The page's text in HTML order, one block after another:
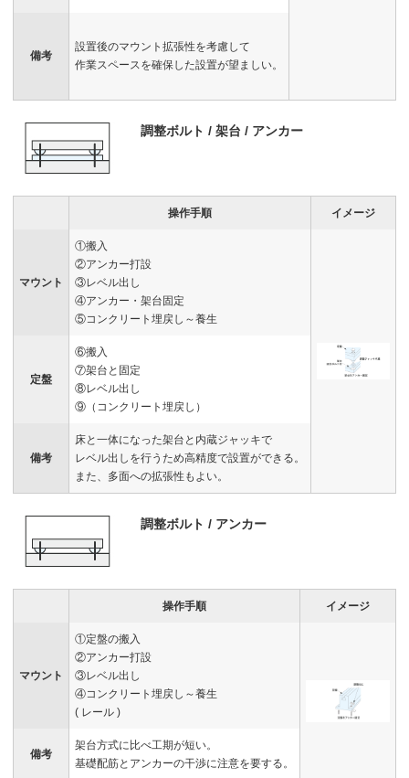
備考
設置後のマウント拡張性を考慮して
作業スペースを確保した設置が望ましい。
調整ボルト / 架台 / アンカー
操作手順 イメージ
マウント
①搬入
②アンカー打設
③レベル出し
④アンカー・架台固定
⑤コンクリート埋戻し～養生
定盤
⑥搬入
⑦架台と固定
⑧レベル出し
⑨（コンクリート埋戻し）
備考
床と一体になった架台と内蔵ジャッキで
レベル出しを行うため高精度で設置ができる。
また、多面への拡張性もよい。
調整ボルト / アンカー
操作手順 イメージ
マウント
①定盤の搬入
②アンカー打設
③レベル出し
④コンクリート埋戻し～養生
( レール )
備考
架台方式に比べ工期が短い。
基礎配筋とアンカーの干渉に注意を要する。